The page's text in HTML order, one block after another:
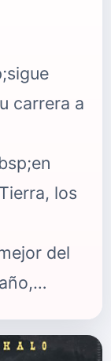
carrera a
los
del
Los